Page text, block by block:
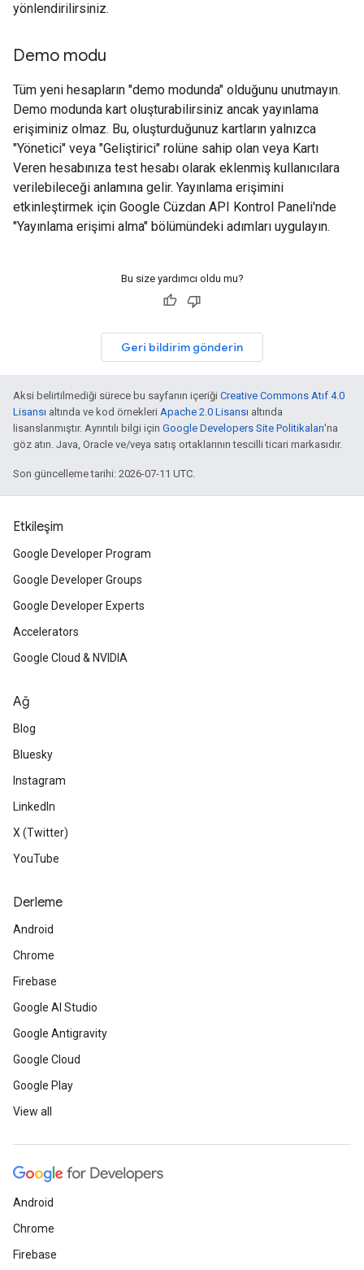
yönlendirilirsiniz.
Demo modu
Tüm yeni hesapların "demo modunda" olduğunu unutmayın.
Demo modunda kart oluşturabilirsiniz ancak yayınlama
erişiminiz olmaz. Bu, oluşturduğunuz kartların yalnızca
"Yönetici" veya "Geliştirici" rolüne sahip olan veya Kartı
Veren hesabınıza test hesabı olarak eklenmiş kullanıcılara
verilebileceği anlamına gelir. Yayınlama erişimini
etkinleştirmek için Google Cüzdan API Kontrol Paneli'nde
"Yayınlama erişimi alma" bölümündeki adımları uygulayın.
Bu size yardımcı oldu mu?
Geri bildirim gönderin
Aksi belirtilmediği sürece bu sayfanın içeriği Creative Commons Atıf 4.0
Lisansı altında ve kod örnekleri Apache 2.0 Lisansı altında
lisanslanmıştır. Ayrıntılı bilgi için Google Developers Site Politikaları'na
göz atın. Java, Oracle ve/veya satış ortaklarının tescilli ticari markasıdır.
Son güncelleme tarihi: 2026-07-11 UTC.
Etkileşim
Google Developer Program
Google Developer Groups
Google Developer Experts
Accelerators
Google Cloud & NVIDIA
Ağ
Blog
Bluesky
Instagram
LinkedIn
X (Twitter)
YouTube
Derleme
Android
Chrome
Firebase
Google AI Studio
Google Antigravity
Google Cloud
Google Play
View all
Android
Chrome
Firebase